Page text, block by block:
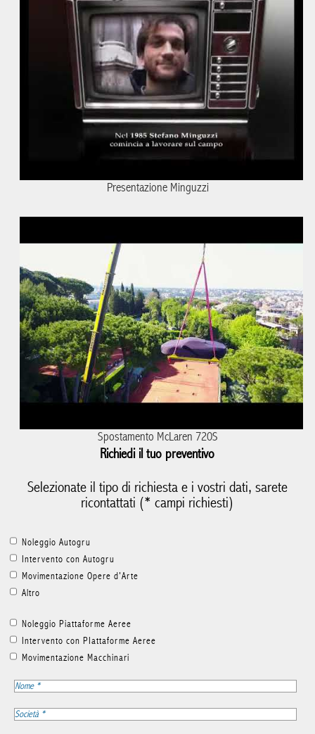
Presentazione Minguzzi
Spostamento McLaren 720S
Richiedi il tuo preventivo
Selezionate il tipo di richiesta e i vostri dati, sarete
ricontattati (* campi richiesti)
Noleggio Autogru
Intervento con Autogru
Movimentazione Opere d'Arte
Altro
Noleggio Piattaforme Aeree
Intervento con PIattaforme Aeree
Movimentazione Macchinari